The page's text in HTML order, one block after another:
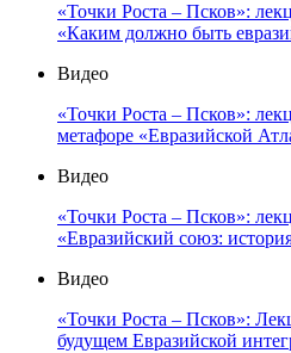
«Точки Роста – Псков»:
«Каким должно быть
Видео
«Точки Роста – Псков»:
метафоре «Евразийской
Видео
«Точки Роста – Псков»:
«Евразийский союз:
Видео
«Точки Роста – Псков»:
будущем Евразийской